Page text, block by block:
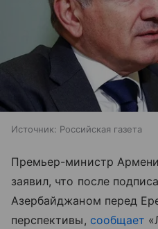
Источник: Российская газета
Премьер-министр
заявил, что после
Азербайджаном перед
перспективы, сообщает